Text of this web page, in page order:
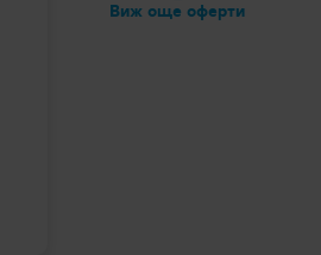
Виж още оферти